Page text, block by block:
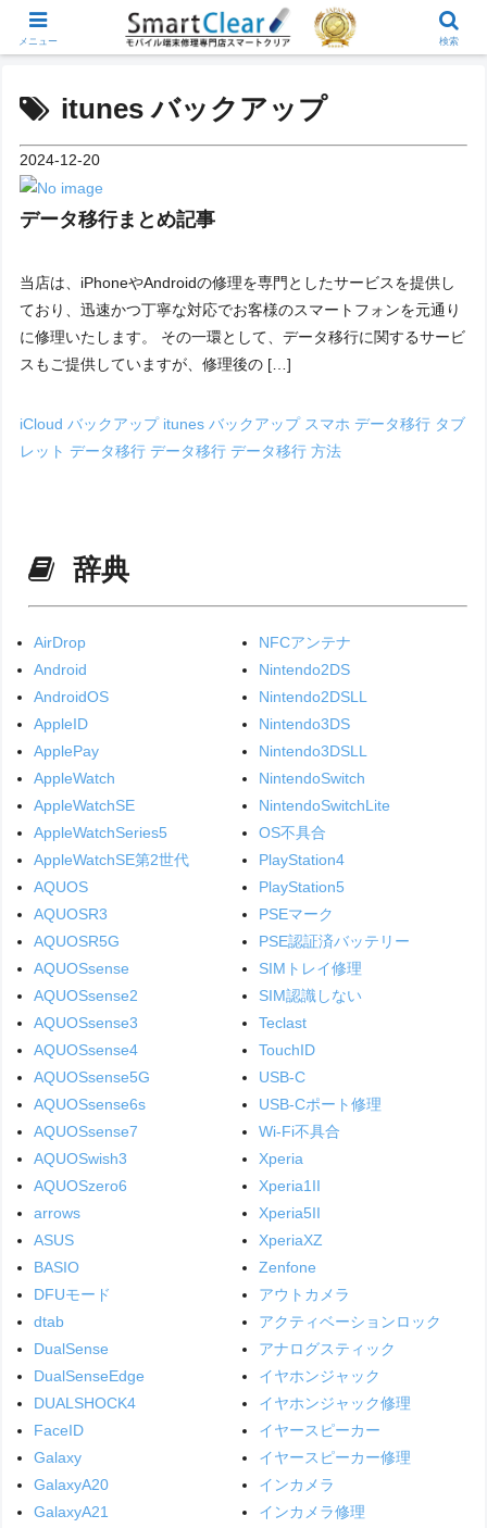
itunes バックアップ
2024-12-20
データ移行まとめ記事
当店は、iPhoneやAndroidの修理を専門としたサービスを提供し
ており、迅速かつ丁寧な対応でお客様のスマートフォンを元通り
に修理いたします。 その一環として、データ移行に関するサービ
スもご提供していますが、修理後の […]
iCloud バックアップ itunes バックアップ スマホ データ移行 タブ
レット データ移行データ移行データ移行 方法
辞典
AirDrop
Android
AndroidOS
AppleID
ApplePay
AppleWatch
AppleWatchSE
AppleWatchSeries5
AppleWatchSE第2世代
AQUOS
AQUOSR3
AQUOSR5G
AQUOSsense
AQUOSsense2
AQUOSsense3
AQUOSsense4
AQUOSsense5G
AQUOSsense6s
AQUOSsense7
AQUOSwish3
AQUOSzero6
arrows
ASUS
BASIO
DFUモード
dtab
DualSense
DualSenseEdge
DUALSHOCK4
FaceID
Galaxy
GalaxyA20
GalaxyA21
NFCアンテナ
Nintendo2DS
Nintendo2DSLL
Nintendo3DS
Nintendo3DSLL
NintendoSwitch
NintendoSwitchLite
OS不具合
PlayStation4
PlayStation5
PSEマーク
PSE認証済バッテリー
SIMトレイ修理
SIM認識しない
Teclast
TouchID
USB-C
USB-Cポート修理
Wi-Fi不具合
Xperia
Xperia1II
Xperia5II
XperiaXZ
Zenfone
アウトカメラ
アクティベーションロック
アナログスティック
イヤホンジャック
イヤホンジャック修理
イヤースピーカー
イヤースピーカー修理
インカメラ
インカメラ修理
メニュー 検索